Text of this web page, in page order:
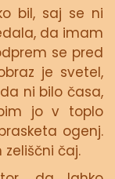
bil, saj se ni
da imam
se pred
je svetel,
ni bilo časa,
jo v toplo
ogenj.
čaj.